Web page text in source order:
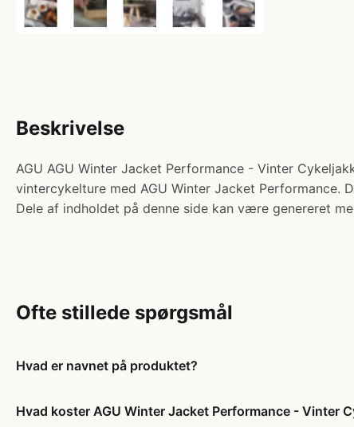
Beskrivelse
AGU AGU Winter Jacket Performance - Vinter
vintercykelture med AGU Winter Jacket Performance.
Dele af indholdet på denne side kan være genereret
Ofte stillede spørgsmål
Hvad er navnet på produktet?
Hvad koster AGU Winter Jacket Performance - Vinter